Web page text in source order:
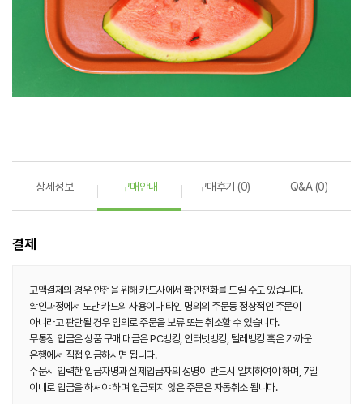
상세정보 구매안내 구매후기 (0) Q&A (0)
결제
고액결제의 경우 안전을 위해 카드사에서 확인전화를 드릴 수도 있습니다.
확인과정에서 도난 카드의 사용이나 타인 명의의 주문등 정상적인 주문이
아니라고 판단될 경우 임의로 주문을 보류 또는 취소할 수 있습니다.
무통장 입금은 상품 구매 대금은 PC뱅킹, 인터넷뱅킹, 텔레뱅킹 혹은 가까운
은행에서 직접 입금하시면 됩니다.
주문시 입력한 입금자명과 실제입금자의 성명이 반드시 일치하여야 하며, 7일
이내로 입금을 하셔야 하며 입금되지 않은 주문은 자동취소 됩니다.